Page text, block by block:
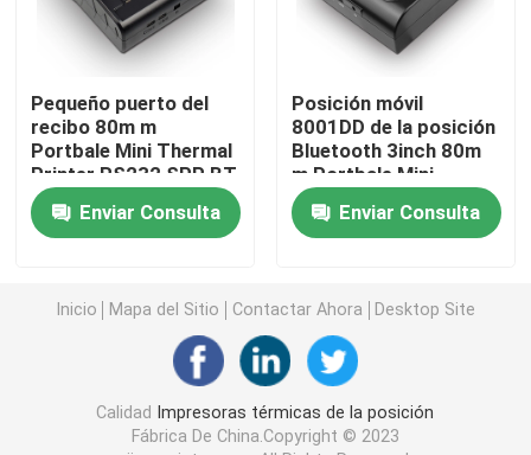
Impresora de la etiqueta de 3 pulgadas
Impresora de la etiqueta de 4 pulgadas
Mini Label Printer
Impresoras portátiles inalámbricas
Terminal de la posición del PDA
Pequeño puerto del
recibo 80m m
Portbale Mini Thermal
Printer RS232 SPP BT
Enviar Consulta
Posición móvil
8001DD de la posición
Bluetooth 3inch 80m
m Portbale Mini
Thermal Printer
Enviar Consulta
Inicio Mapa del Sitio Contactar Ahora Desktop Site
Calidad
Impresoras térmicas de la posición
Fábrica De China.Copyright © 2023